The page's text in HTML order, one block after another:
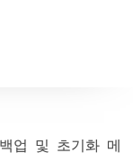
업 및 초기화 메